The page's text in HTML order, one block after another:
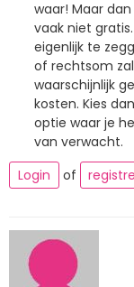
waar! Maar
vaak niet
eigenlijk te
of rechtsom
waarschijnlijk
kosten. Kies
optie waar je
van verwacht.
Login
of